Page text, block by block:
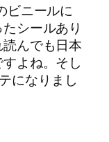
ビニールに
シールあり
んでも日本
よね。そし
になりまし